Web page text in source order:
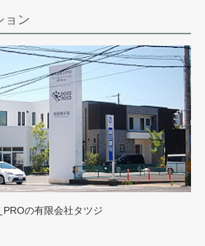
ョン
の有限会社タツジ